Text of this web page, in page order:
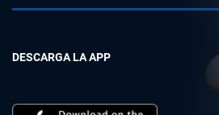
DESCARGA LA APP